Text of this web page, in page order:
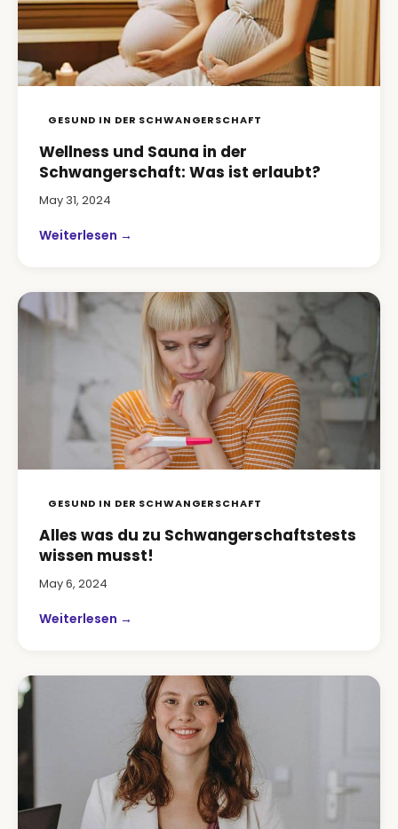
GESUND IN DER SCHWANGERSCHAFT
Wellness und Sauna in der
Schwangerschaft: Was ist erlaubt?
May 31, 2024
Weiterlesen →
GESUND IN DER SCHWANGERSCHAFT
Alles was du zu Schwangerschaftstests
wissen musst!
May 6, 2024
Weiterlesen →